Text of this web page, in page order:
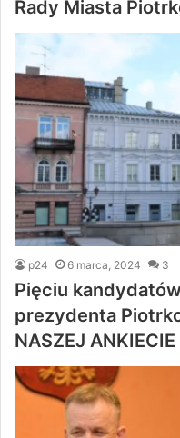
Rady Miasta
p24 6 marca, 2024 3
Pięciu
prezydenta
NASZEJ ANKIECIE